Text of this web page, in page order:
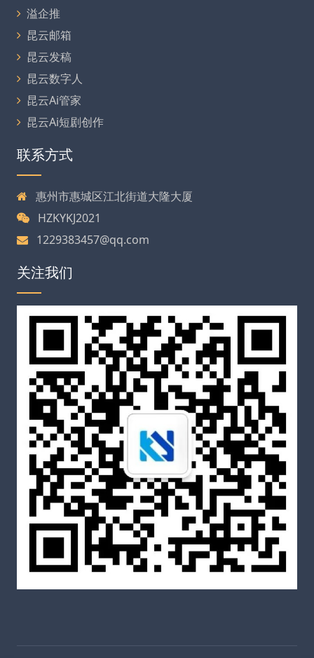
溢企推
昆云邮箱
昆云发稿
昆云数字人
昆云Ai管家
昆云Ai短剧创作
联系方式
惠州市惠城区江北街道大隆大厦
HZKYKJ2021
1229383457@qq.com
关注我们